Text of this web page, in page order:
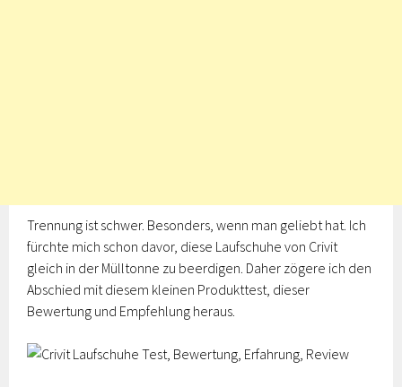
Trennung ist schwer. Besonders, wenn man geliebt hat. Ich
fürchte mich schon davor, diese Laufschuhe von Crivit
gleich in der Mülltonne zu beerdigen. Daher zögere ich den
Abschied mit diesem kleinen Produkttest, dieser
Bewertung und Empfehlung heraus.